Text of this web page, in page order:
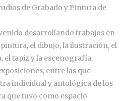
de Grabado y Pintura de
desarrollando trabajos en
el dibujo, la ilustración, el
el tapiz y la escenografía.
entre las que
individual y antológica de los
que tuvo como espacio